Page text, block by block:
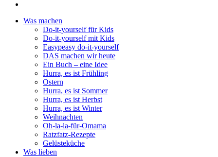
Was machen
Do-it-yourself für Kids
Do-it-yourself mit Kids
Easypeasy do-it-yourself
DAS machen wir heute
Ein Buch – eine Idee
Hurra, es ist Frühling
Ostern
Hurra, es ist Sommer
Hurra, es ist Herbst
Hurra, es ist Winter
Weihnachten
Oh-la-la-für-Omama
Ratzfatz-Rezepte
Gelüsteküche
Was lieben